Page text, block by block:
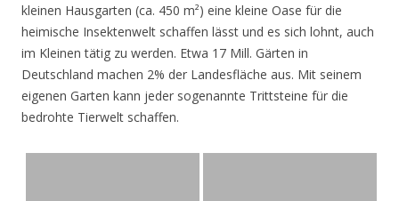
kleinen Hausgarten (ca. 450 m²) eine kleine Oase für die
heimische Insektenwelt schaffen lässt und es sich lohnt, auch
im Kleinen tätig zu werden. Etwa 17 Mill. Gärten in
Deutschland machen 2% der Landesfläche aus. Mit seinem
eigenen Garten kann jeder sogenannte Trittsteine für die
bedrohte Tierwelt schaffen.